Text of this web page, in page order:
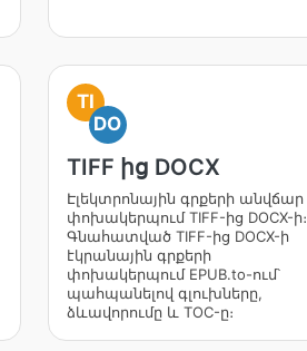
TI
DO
TIFF ից DOCX
Էլեկտրոնային գրքերի անվճար
փոխակերպում TIFF-ից DOCX-ի։
Գնահատված TIFF-ից DOCX-ի
էկրանային գրքերի
փոխակերպում EPUB.to-ում՝
պահպանելով գլուխները,
ձևավորումը և TOC-ը։